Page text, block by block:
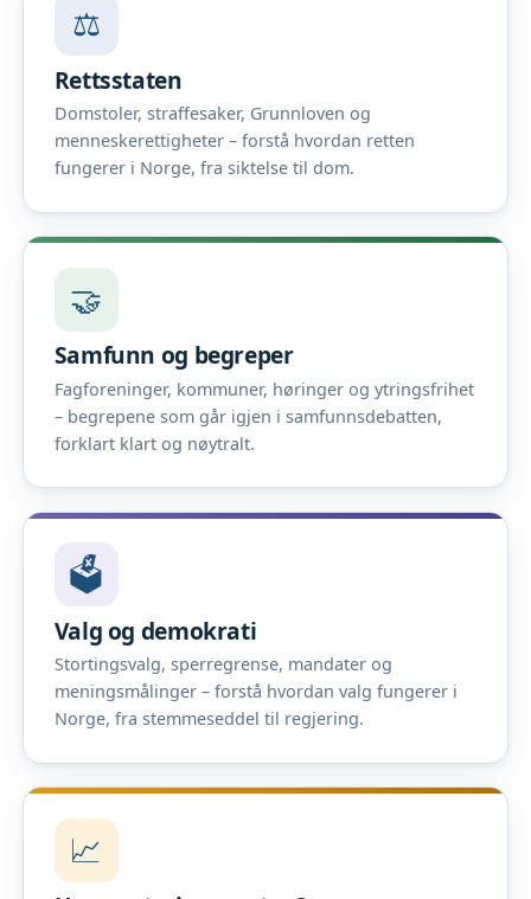
⚖️
Rettsstaten
Domstoler, straffesaker, Grunnloven og
menneskerettigheter – forstå hvordan retten
fungerer i Norge, fra siktelse til dom.
🤝
Samfunn og begreper
Fagforeninger, kommuner, høringer og ytringsfrihet
– begrepene som går igjen i samfunnsdebatten,
forklart klart og nøytralt.
🗳️
Valg og demokrati
Stortingsvalg, sperregrense, mandater og
meningsmålinger – forstå hvordan valg fungerer i
Norge, fra stemmeseddel til regjering.
📈